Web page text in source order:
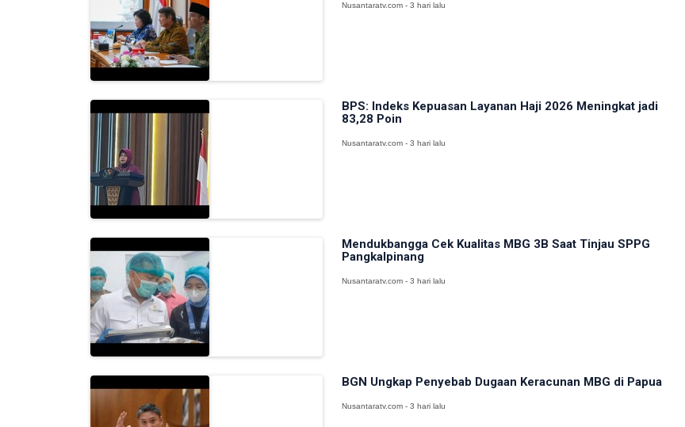
Nusantaratv.com - 3 hari lalu
BPS: Indeks Kepuasan Layanan Haji 2026 Meningkat jadi
83,28 Poin
Nusantaratv.com - 3 hari lalu
Mendukbangga Cek Kualitas MBG 3B Saat Tinjau SPPG
Pangkalpinang
Nusantaratv.com - 3 hari lalu
BGN Ungkap Penyebab Dugaan Keracunan MBG di Papua
Nusantaratv.com - 3 hari lalu